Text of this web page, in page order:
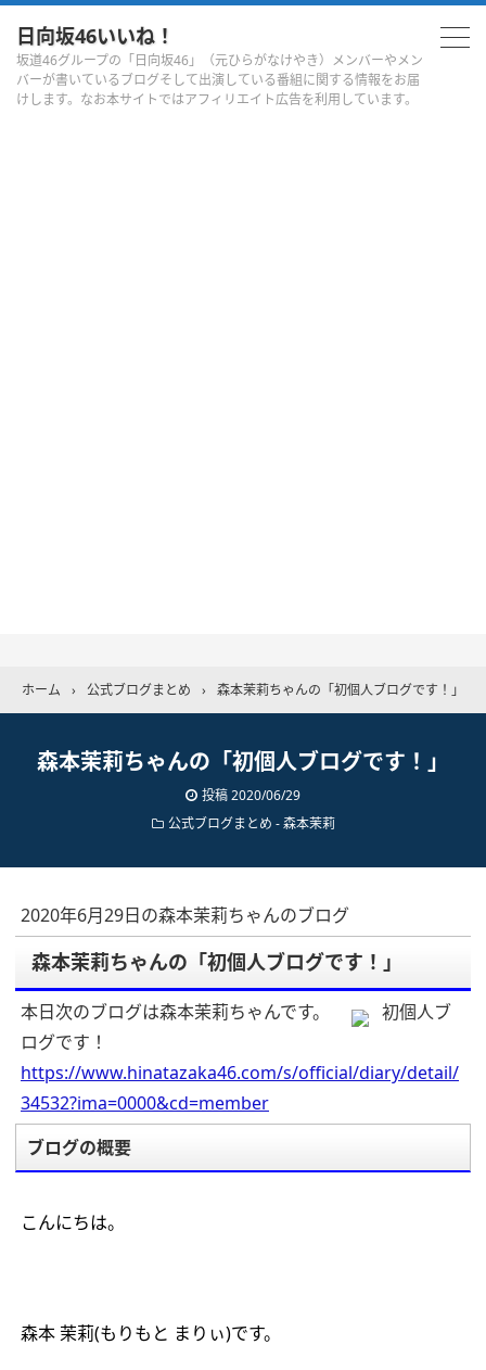
日向坂46いいね！
坂道46グループの「日向坂46」（元ひらがなけやき）メンバーやメン
バーが書いているブログそして出演している番組に関する情報をお届
けします。なお本サイトではアフィリエイト広告を利用しています。
ホーム › 公式ブログまとめ › 森本茉莉ちゃんの「初個人ブログです！」
森本茉莉ちゃんの「初個人ブログです！」
投稿2020/06/29
公式ブログまとめ -森本茉莉
2020年6月29日の森本茉莉ちゃんのブログ
森本茉莉ちゃんの「初個人ブログです！」
本日次のブログは森本茉莉ちゃんです。
初個人ブ
ログです！
https://www.hinatazaka46.com/s/official/diary/detail/
34532?ima=0000&cd=member
ブログの概要
こんにちは。
森本 茉莉(もりもと まりぃ)です。